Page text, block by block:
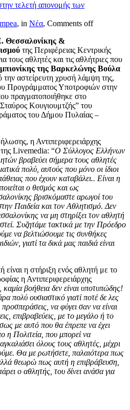
τελετή απονομής των
, in Νέα, Comments off
Θεσσαλονίκης &
της Περιφέρειας Κεντρικής
αθλητές και τις αθλήτριες που
της Βαρκελώνης Βούλα
την αστείρευτη χρυσή λάμψη της,
Προγράμματος Υποτροφιών στην
πραγματοποιήθηκε στο
Κουγιουμτζής” του
του Δήμου Πυλαίας –
η Αντιπεριφερειάρχης
Livemedia: “Ο Σύλλογος Ελλήνων
βραβεύει σήμερα τους αθλητές
πολύ, αυτούς που μόνο οι ίδιοι
που έχουν καταβάλει.. Είναι η
ο θεσμός και ως
βρισκόμαστε αρωγοί του
Παιδεία και τον Αθλητισμό. Δεν
να μη στηρίξει τον αθλητή
Συζητάμε τακτικά με την Πρόεδρο
να βελτιώσουμε τις συνθήκες
γιατί τα δικά μας παιδιά είναι
είναι η στήριξη ενός αθλητή με το
η Αντιπεριφερειάρχης
βοήθεια δεν είναι υποτυπώδης!
πολύ ουσιαστικό γιατί ποτέ δε λες
να φύγει σαν να είναι
επιβραβεύεις, με το μεγάλο ή το
με αυτό που θα έπρεπε να έχει
η Πολιτεία, που μπορεί να
όλους τους αθλητές, μέχρι
Θα με ρωτήσετε, παλαιότερα πως
θεωρώ πως αυτή η επιβράβευση,
ο αθλητής, του δίνει ανάσα για